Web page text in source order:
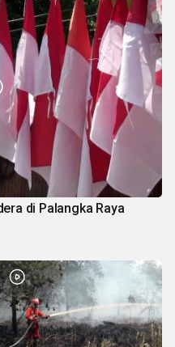
di Palangka Raya